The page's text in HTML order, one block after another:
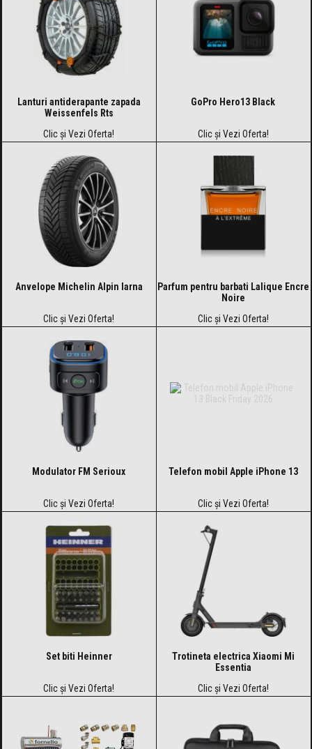
Lanturi antiderapante zapada
Weissenfels Rts
Clic și Vezi Oferta!
GoPro Hero13 Black
Clic și Vezi Oferta!
Anvelope Michelin Alpin Iarna
Clic și Vezi Oferta!
Parfum pentru barbati Lalique Encre
Noire
Clic și Vezi Oferta!
Modulator FM Serioux
Clic și Vezi Oferta!
Telefon mobil Apple iPhone 13
Clic și Vezi Oferta!
Set biti Heinner
Clic și Vezi Oferta!
Trotineta electrica Xiaomi Mi
Essentia
Clic și Vezi Oferta!